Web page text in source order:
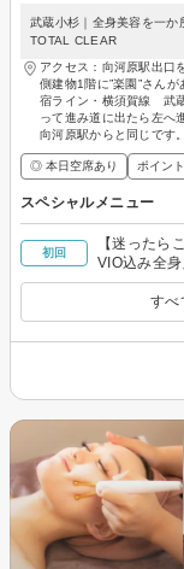
武蔵小杉｜全身美容を一か
TOTAL CLEAR
アクセス：向河原駅出口
側建物1階に”楽園”さん
宿ライン・横須賀線 武
って進み道に出たら左へ
向河原駅からと同じです。
◎ 本日空席あり ポイン
スペシャルメニュー
初回
【迷ったら
VIO込み全
すべ